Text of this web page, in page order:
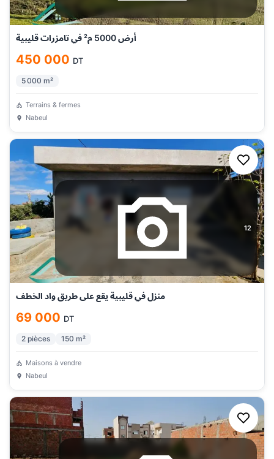
أرض 5000 م² في تامزرات قليبية
450 000 DT
5 000 m²
Terrains & fermes
Nabeul
12
منزل في قليبية يقع على طريق واد الخطف
69 000 DT
2 pièces 150 m²
Maisons à vendre
Nabeul